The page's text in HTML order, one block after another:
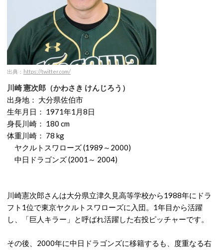
出典： https://twitter.com/
川崎 憲次郎（かわさき けんじろう）
出身地： 大分県佐伯市
生年月日： 1971年1月8日
身長川崎： 180 cm
体重川崎： 78 kg
ヤクルトスワローズ (1989～2000)
中日ドラゴンズ (2001～ 2004)
川崎憲次郎さんは大分県立津久見高等学校から1988年にドラ
フト1位で東京ヤクルトスワローズに入団。1年目から活躍
し、「巨人キラー」と呼ばれ活躍した右投ピッチャーです。
その後、2000年に中日ドラゴンズに移籍するも、度重なる右